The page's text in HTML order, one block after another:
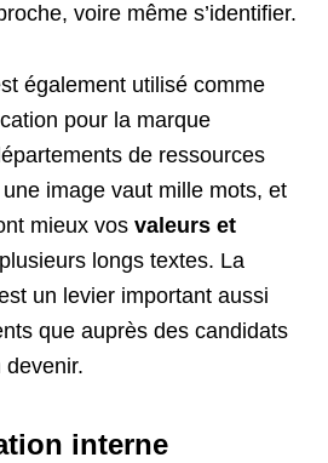
voire même s’identifier.
également utilisé comme
pour la marque
de ressources
image vaut mille mots, et
mieux vos valeurs et
longs textes. La
un levier important aussi
que auprès des candidats
interne